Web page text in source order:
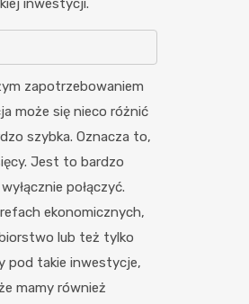
inwestycji.
zapotrzebowaniem
może się nieco różnić
szybka. Oznacza to,
Jest to bardzo
połączyć.
ekonomicznych,
lub też tylko
pod takie inwestycje,
mamy również